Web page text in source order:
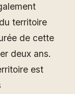
territoire
de cette
deux ans.
est